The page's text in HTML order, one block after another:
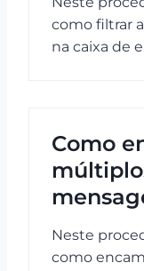
como filtrar
na caixa de
Como
Neste
como